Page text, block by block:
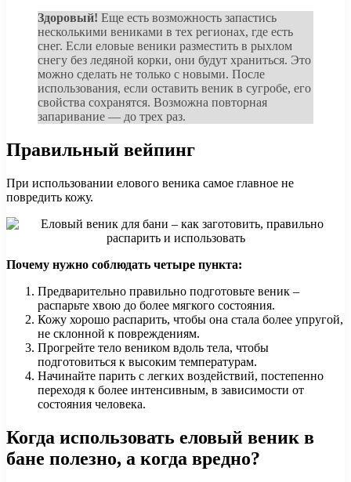
Здоровый! Еще есть возможность запастись
несколькими вениками в тех регионах, где есть
снег. Если еловые веники разместить в рыхлом
снегу без ледяной корки, они будут храниться. Это
можно сделать не только с новыми. После
использования, если оставить веник в сугробе, его
свойства сохранятся. Возможна повторная
запаривание — до трех раз.
Правильный вейпинг
При использовании елового веника самое главное не
повредить кожу.
Почему нужно соблюдать четыре пункта:
Предварительно правильно подготовьте веник –
распарьте хвою до более мягкого состояния.
Кожу хорошо распарить, чтобы она стала более упругой,
не склонной к повреждениям.
Прогрейте тело веником вдоль тела, чтобы
подготовиться к высоким температурам.
Начинайте парить с легких воздействий, постепенно
переходя к более интенсивным, в зависимости от
состояния человека.
Когда использовать еловый веник в
бане полезно, а когда вредно?